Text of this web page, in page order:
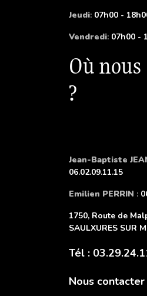
Jeudi: 07h00 -
Vendredi: 07h00 -
Où
?
Jean-Baptiste
06.02.09.11.15
Emilien PERRIN :
1750, Route de
SAULXURES SUR
Tél :
Nous contacter